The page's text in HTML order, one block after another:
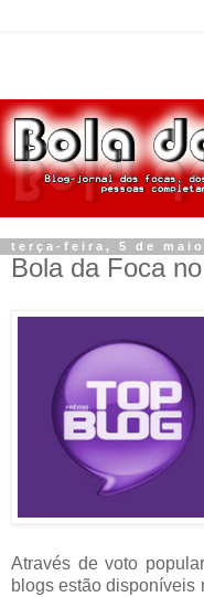
terça-feira, 5 de maio
Bola da Foca
Através de voto
blogs estão